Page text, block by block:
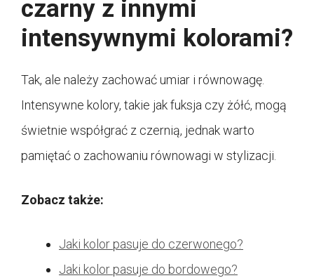
czarny z innymi
intensywnymi kolorami?
Tak, ale należy zachować umiar i równowagę.
Intensywne kolory, takie jak fuksja czy żółć, mogą
świetnie współgrać z czernią, jednak warto
pamiętać o zachowaniu równowagi w stylizacji.
Zobacz także:
Jaki kolor pasuje do czerwonego?
Jaki kolor pasuje do bordowego?